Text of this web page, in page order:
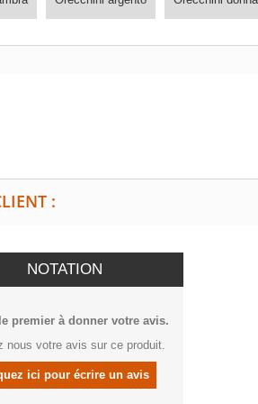
:
NOTATION
premier à donner votre avis.
nous votre avis sur ce produit.
ici pour écrire un avis